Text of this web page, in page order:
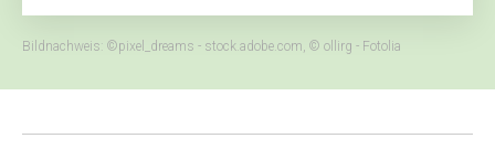
Bildnachweis: ©pixel_dreams - stock.adobe.com, © ollirg - Fotolia